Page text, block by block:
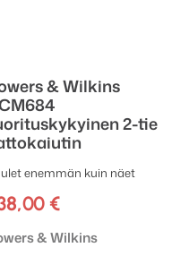
& Wilkins
2-tie
enemmän kuin näet
€
& Wilkins